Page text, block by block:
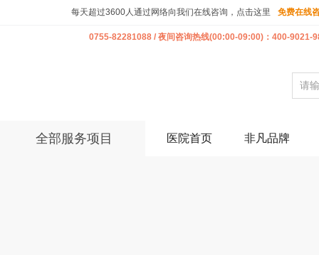
每天超过3600人通过网络向我们在线咨询，点击这里 免费在线
0755-82281088 / 夜间咨询热线(00:00-09:00)：400-9021-
全部服务项目 医院首页 非凡品牌